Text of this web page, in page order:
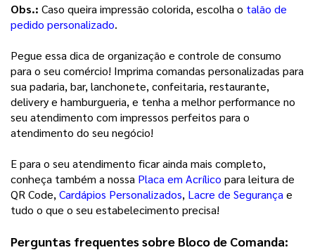
Obs.: Caso queira impressão colorida, escolha o talão de
pedido personalizado.
Pegue essa dica de organização e controle de consumo
para o seu comércio! Imprima comandas personalizadas para
sua padaria, bar, lanchonete, confeitaria, restaurante,
delivery e hamburgueria, e tenha a melhor performance no
seu atendimento com impressos perfeitos para o
atendimento do seu negócio!
E para o seu atendimento ficar ainda mais completo,
conheça também a nossa Placa em Acrílico para leitura de
QR Code, Cardápios Personalizados, Lacre de Segurança e
tudo o que o seu estabelecimento precisa!
Perguntas frequentes sobre Bloco de Comanda: